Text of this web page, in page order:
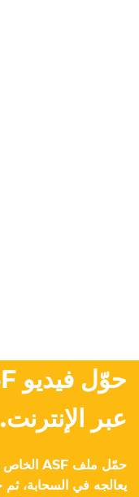
عبر الإنترنت.